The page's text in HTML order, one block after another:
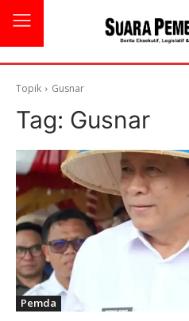
Topik Gusnar
Tag: Gusnar
Pemda